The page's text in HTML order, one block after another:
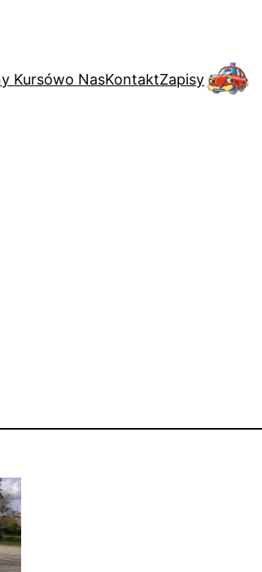
Kursówo NasKontaktZapisy